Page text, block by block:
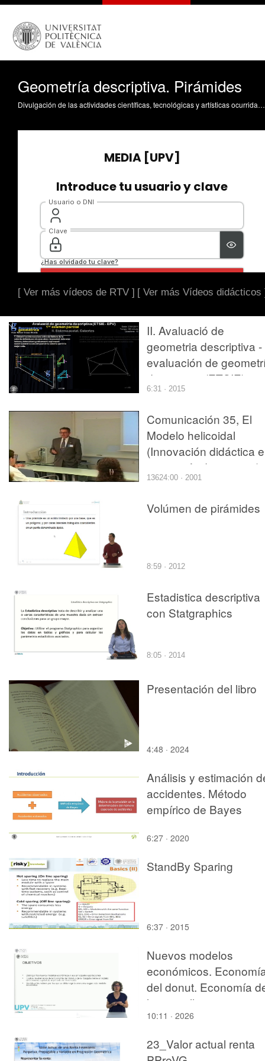
Geometría descriptiva. Pirámides
Divulgación de las actividades científicas, tecnológicas y artísticas ocurridas en los tres campus de la UPV
[ Ver más vídeos de RTV ] [ Ver más Vídeos didácticos
II. Avaluació de
geometria descriptiva -
evaluación de
descriptiva (ETSIE)
Víctor Grassa
6:31 · 2015
Comunicación 35, El
Modelo helicoidal
(Innovación didáctica
geometría descriptiva)
(JIE)
13624:00 · 2001
Volúmen de pirámides
8:59 · 2012
Estadistica descriptiva
con Statgraphics
8:05 · 2014
Presentación del libro
4:48 · 2024
Análisis y estimación
accidentes. Método
empírico de Bayes
6:27 · 2020
StandBy Sparing
6:37 · 2015
Nuevos modelos
económicos.
del donut. Economía
la rosquilla
10:11 · 2026
23_Valor actual renta